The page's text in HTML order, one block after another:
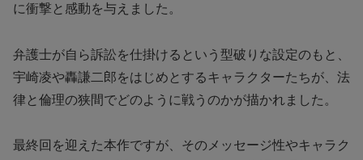
に衝撃と感動を与えました。
弁護士が自ら訴訟を仕掛けるという型破りな設定のもと、
宇崎凌や轟謙二郎をはじめとするキャラクターたちが、法
律と倫理の狭間でどのように戦うのかが描かれました。
最終回を迎えた本作ですが、そのメッセージ性やキャラク